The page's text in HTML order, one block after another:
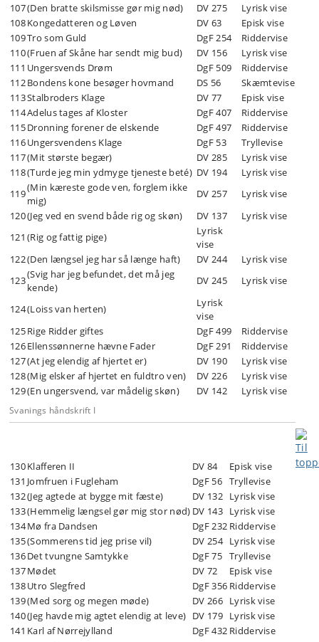
Svanings håndskrift I
107(Den bratte skilsmisse gør mig nød) DV 275
Lyrisk vise
108Kongedatteren og Løven DV 63
Episk vise
109Tro som Guld DgF 254
Riddervise
110(Fruen af Skåne har sendt mig bud) DV 156
Lyrisk vise
111 Ungersvends Drøm DgF 509
Riddervise
112Bondens kone besøger hovmand DS 56
Skæmtevise
113Stalbroders Klage DV 77
Episk vise
114Adelus tages af Kloster DgF 407
Riddervise
115Dronning forener de elskende DgF 497
Riddervise
116Ungersvendens Klage DgF 53
Tryllevise
117(Mit største begær) DV 285
Lyrisk vise
118(Turde jeg min ydmyge tjeneste beté) DV 194
Lyrisk vise
119(Min kæreste gode ven, forglem ikke
mig)
DV 257
Lyrisk vise
120(Jeg ved en svend både rig og skøn) DV 137
Lyrisk vise
121 (Rig og fattig pige)
Lyrisk
vise
122(Den længsel jeg har så længe haft) DV 244
Lyrisk vise
123(Svig har jeg befundet, det må jeg
kende)
DV 245 Lyrisk vise
124(Loiss van herten)
Lyrisk
vise
125Rige Ridder giftes DgF 499
Riddervise
126Ellenssønnerne hævne Fader DgF 291
Riddervise
127(At jeg elendig af hjertet er) DV 190
Lyrisk vise
128(Mig elsker af hjertet en fuldtro ven) DV 226
Lyrisk vise
129(En ungersvend, var mådelig skøn) DV 142 Lyrisk vise
130Klafferen II DV 84
Episk vise
131 Jomfruen i Fugleham DgF 56 Tryllevise
132(Jeg agtede at bygge mit fæste) DV 132 Lyrisk vise
133(Hemmelig længsel gør mig stor nød) DV 143 Lyrisk vise
134Mø fra Dandsen DgF 232 Riddervise
135(Sommerens tid jeg prise vil) DV 254 Lyrisk vise
136Det tvungne Samtykke DgF 75 Tryllevise
137Mødet DV 72
Episk vise
138Utro Slegfred DgF 356 Riddervise
139(Med sorg og megen møde) DV 266 Lyrisk vise
140(Jeg havde mig agtet elendig at leve) DV 179 Lyrisk vise
141 Karl af Nørrejylland DgF 432 Riddervise